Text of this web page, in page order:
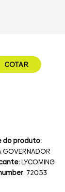
COTAR
do produto:
GOVERNADOR
LYCOMING
: 72053